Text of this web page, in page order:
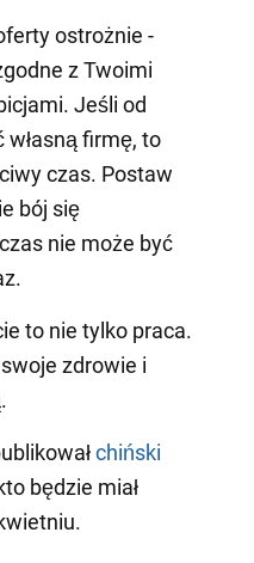
ostrożnie -
z Twoimi
Jeśli od
własną firmę, to
czas. Postaw
bój się
nie może być
to nie tylko praca.
zdrowie i
chiński
będzie miał